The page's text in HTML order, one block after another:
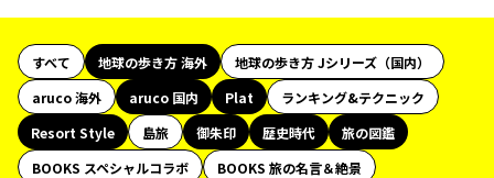
すべて 地球の歩き方 海外
地球の歩き方 Jシリーズ（国内）
aruco 海外
aruco 国内 Plat
ランキング&テクニック
Resort Style
島旅 御朱印 歴史時代
旅の図鑑
BOOKS スペシャルコラボ
BOOKS 旅の名言＆絶景